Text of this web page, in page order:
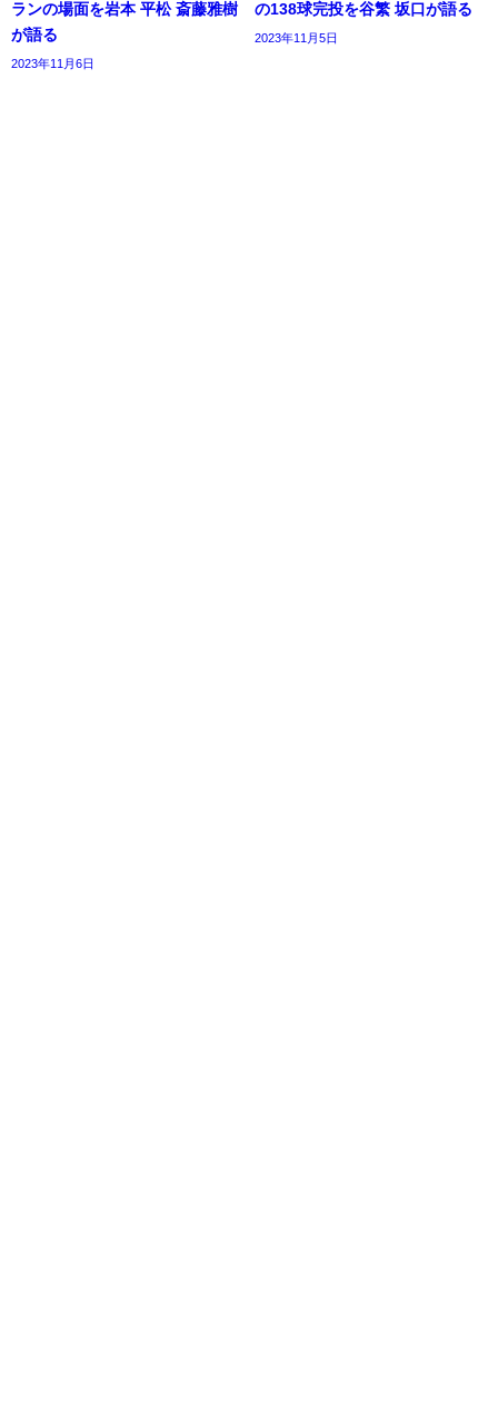
ランの場面を岩本 平松 斎藤雅樹
が語る
2023年11月6日
の138球完投を谷繁 坂口が語る
2023年11月5日